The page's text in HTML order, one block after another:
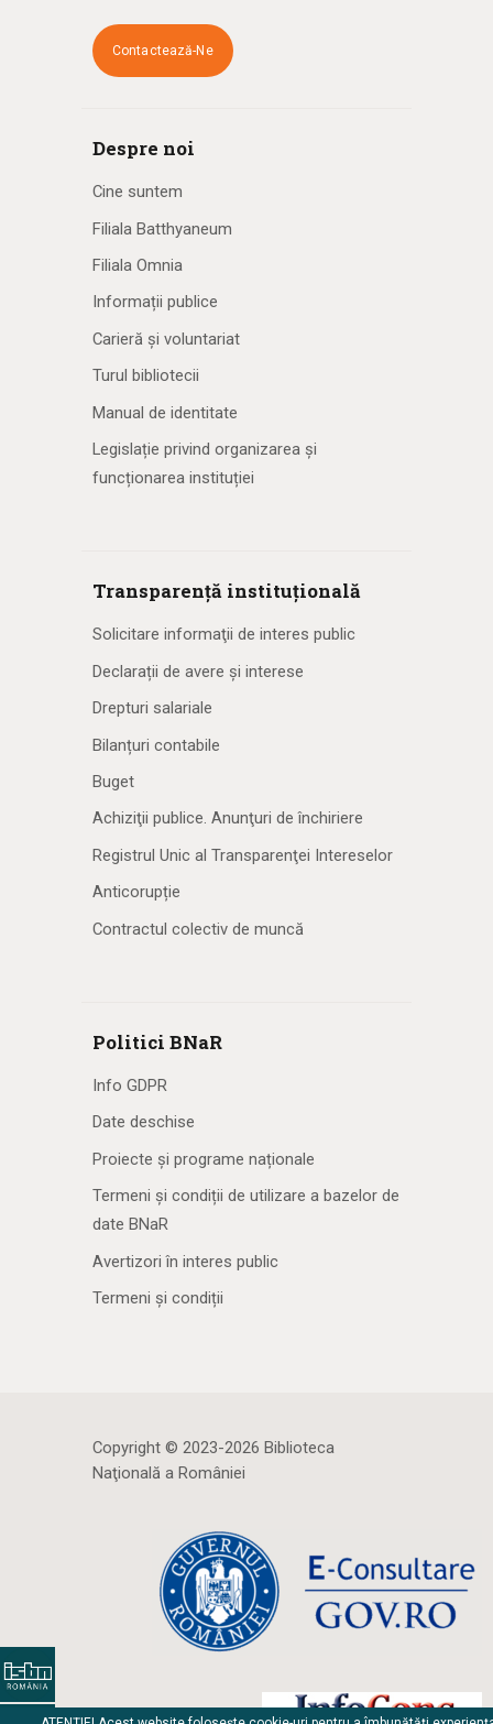
Contactează-Ne
Despre noi
Cine suntem
Filiala Batthyaneum
Filiala Omnia
Informații publice
Carieră și voluntariat
Turul bibliotecii
Manual de identitate
Legislație privind organizarea și
funcționarea instituției
Transparență instituțională
Solicitare informaţii de interes public
Declarații de avere și interese
Drepturi salariale
Bilanțuri contabile
Buget
Achiziţii publice. Anunţuri de închiriere
Registrul Unic al Transparenţei Intereselor
Anticorupție
Contractul colectiv de muncă
Politici BNaR
Info GDPR
Date deschise
Proiecte și programe naționale
Termeni și condiții de utilizare a bazelor de
date BNaR
Avertizori în interes public
Termeni și condiții
Copyright © 2023-2026 Biblioteca
Naţională a României